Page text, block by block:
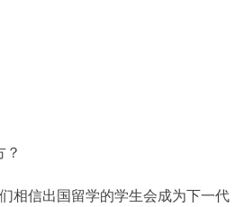
相信出国留学的学生会成为下一代